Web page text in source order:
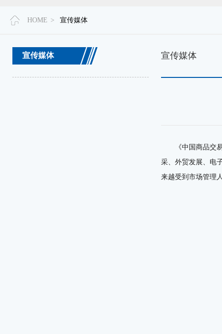
HOME > 宣传媒体
宣传媒体 宣传媒体
《中国商品交
采、外贸发展、电
来越受到市场管理